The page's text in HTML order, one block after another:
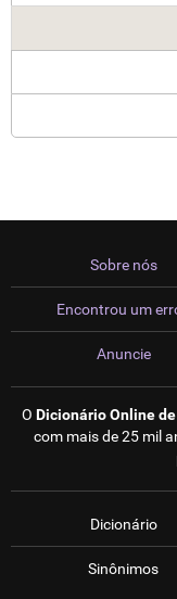
Sobre nós
Encontrou um
Anuncie
O Dicionário Online
com mais de 25 mil
Dicionário
Sinônimos